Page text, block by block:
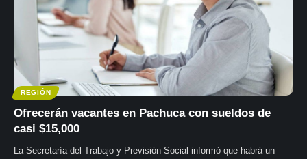
REGIÓN
Ofrecerán vacantes en Pachuca con sueldos de
casi $15,000
La Secretaría del Trabajo y Previsión Social informó que habrá un